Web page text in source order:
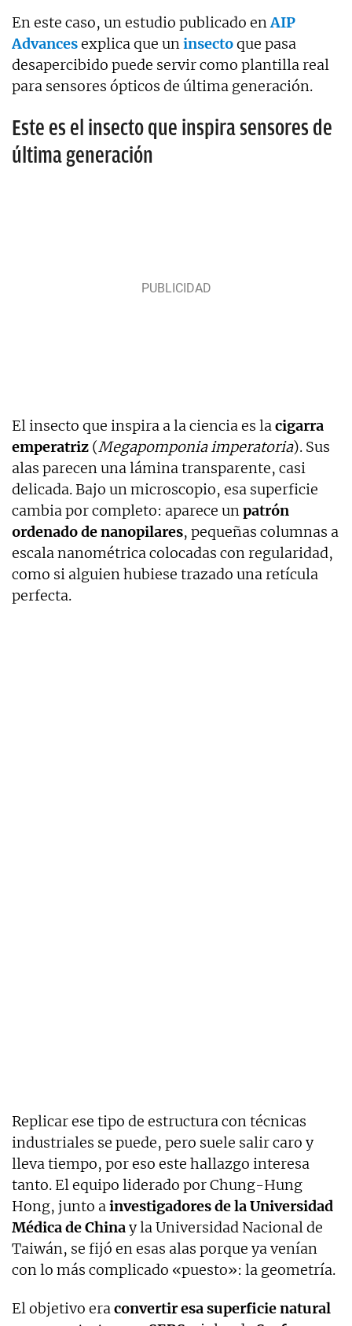
En este caso, un estudio publicado enAIP
Advancesexplica que uninsectoque pasa
desapercibido puede servir como plantilla real
para sensores ópticos de última generación.
Este es el insecto que inspira sensores de
última generación
El insecto que inspira a la ciencia es lacigarra
emperatriz (Megapomponia imperatoria). Sus
alas parecen una lámina transparente, casi
delicada. Bajo un microscopio, esa superficie
cambia por completo: aparece unpatrón
ordenado de nanopilares, pequeñas columnas a
escala nanométrica colocadas con regularidad,
como si alguien hubiese trazado una retícula
perfecta.
Replicar ese tipo de estructura con técnicas
industriales se puede, pero suele salir caro y
lleva tiempo, por eso este hallazgo interesa
tanto. El equipo liderado por Chung-Hung
Hong, junto ainvestigadores de la Universidad
Médica de Chinay la Universidad Nacional de
Taiwán, se fijó en esas alas porque ya venían
con lo más complicado «puesto»: la geometría.
El objetivo eraconvertir esa superficie natural